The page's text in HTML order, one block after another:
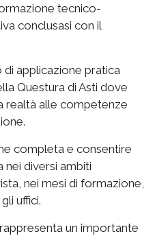
tecnico-
conclusasi con il
di applicazione pratica
Questura di Asti dove
realtà alle competenze
completa e consentire
diversi ambiti
nei mesi di formazione,
uffici.
un importante